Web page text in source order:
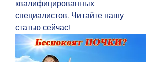
квалифицированных
специалистов. Читайте нашу
статью сейчас!